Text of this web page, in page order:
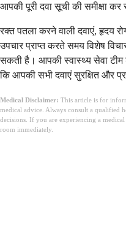
आपकी पूरी दवा सूची की समीक्षा
रक्त पतला करने वाली दवाएं, हृदय
उपचार प्राप्त करते समय विशेष
सकती है। आपकी स्वास्थ्य सेवा
कि आपकी सभी दवाएं सुरक्षित और
Medical Disclaimer: This article is for
medical advice. Always consult a qualified
decisions. If you are experiencing a
room immediately.